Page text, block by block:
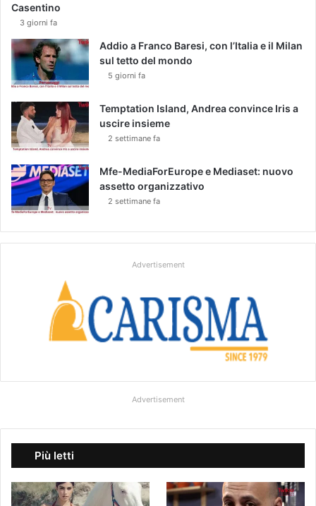
Casentino
3 giorni fa
Addio a Franco Baresi, con l’Italia e il Milan
sul tetto del mondo
5 giorni fa
Temptation Island, Andrea convince Iris a
uscire insieme
2 settimane fa
Mfe-MediaForEurope e Mediaset: nuovo
assetto organizzativo
2 settimane fa
Advertisement
Advertisement
Più letti